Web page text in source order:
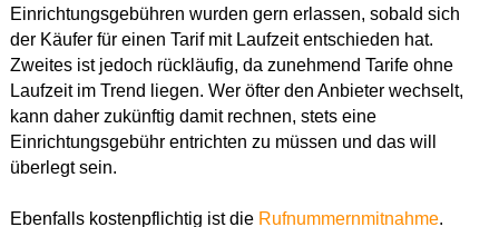
Einrichtungsgebühren wurden gern erlassen, sobald sich
der Käufer für einen Tarif mit Laufzeit entschieden hat.
Zweites ist jedoch rückläufig, da zunehmend Tarife ohne
Laufzeit im Trend liegen. Wer öfter den Anbieter wechselt,
kann daher zukünftig damit rechnen, stets eine
Einrichtungsgebühr entrichten zu müssen und das will
überlegt sein.
Ebenfalls kostenpflichtig ist die Rufnummernmitnahme.